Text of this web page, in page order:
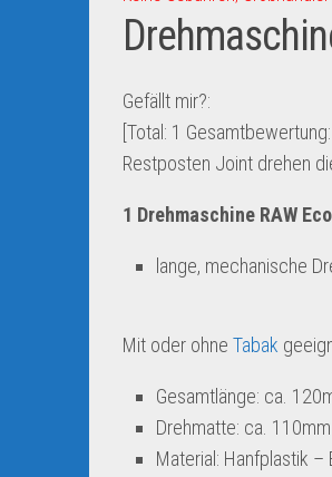
Gefällt mir?:
[Total: 1 Gesamtbewertung:
Restposten Joint drehen
1 Drehmaschine RAW
lange, mechanische
Mit oder ohne Tabak
Gesamtlänge: ca.
Drehmatte: ca. 110mm
Material: Hanfplastik –